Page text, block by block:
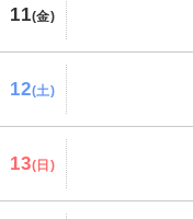
11(金)
12(土)
13(日)